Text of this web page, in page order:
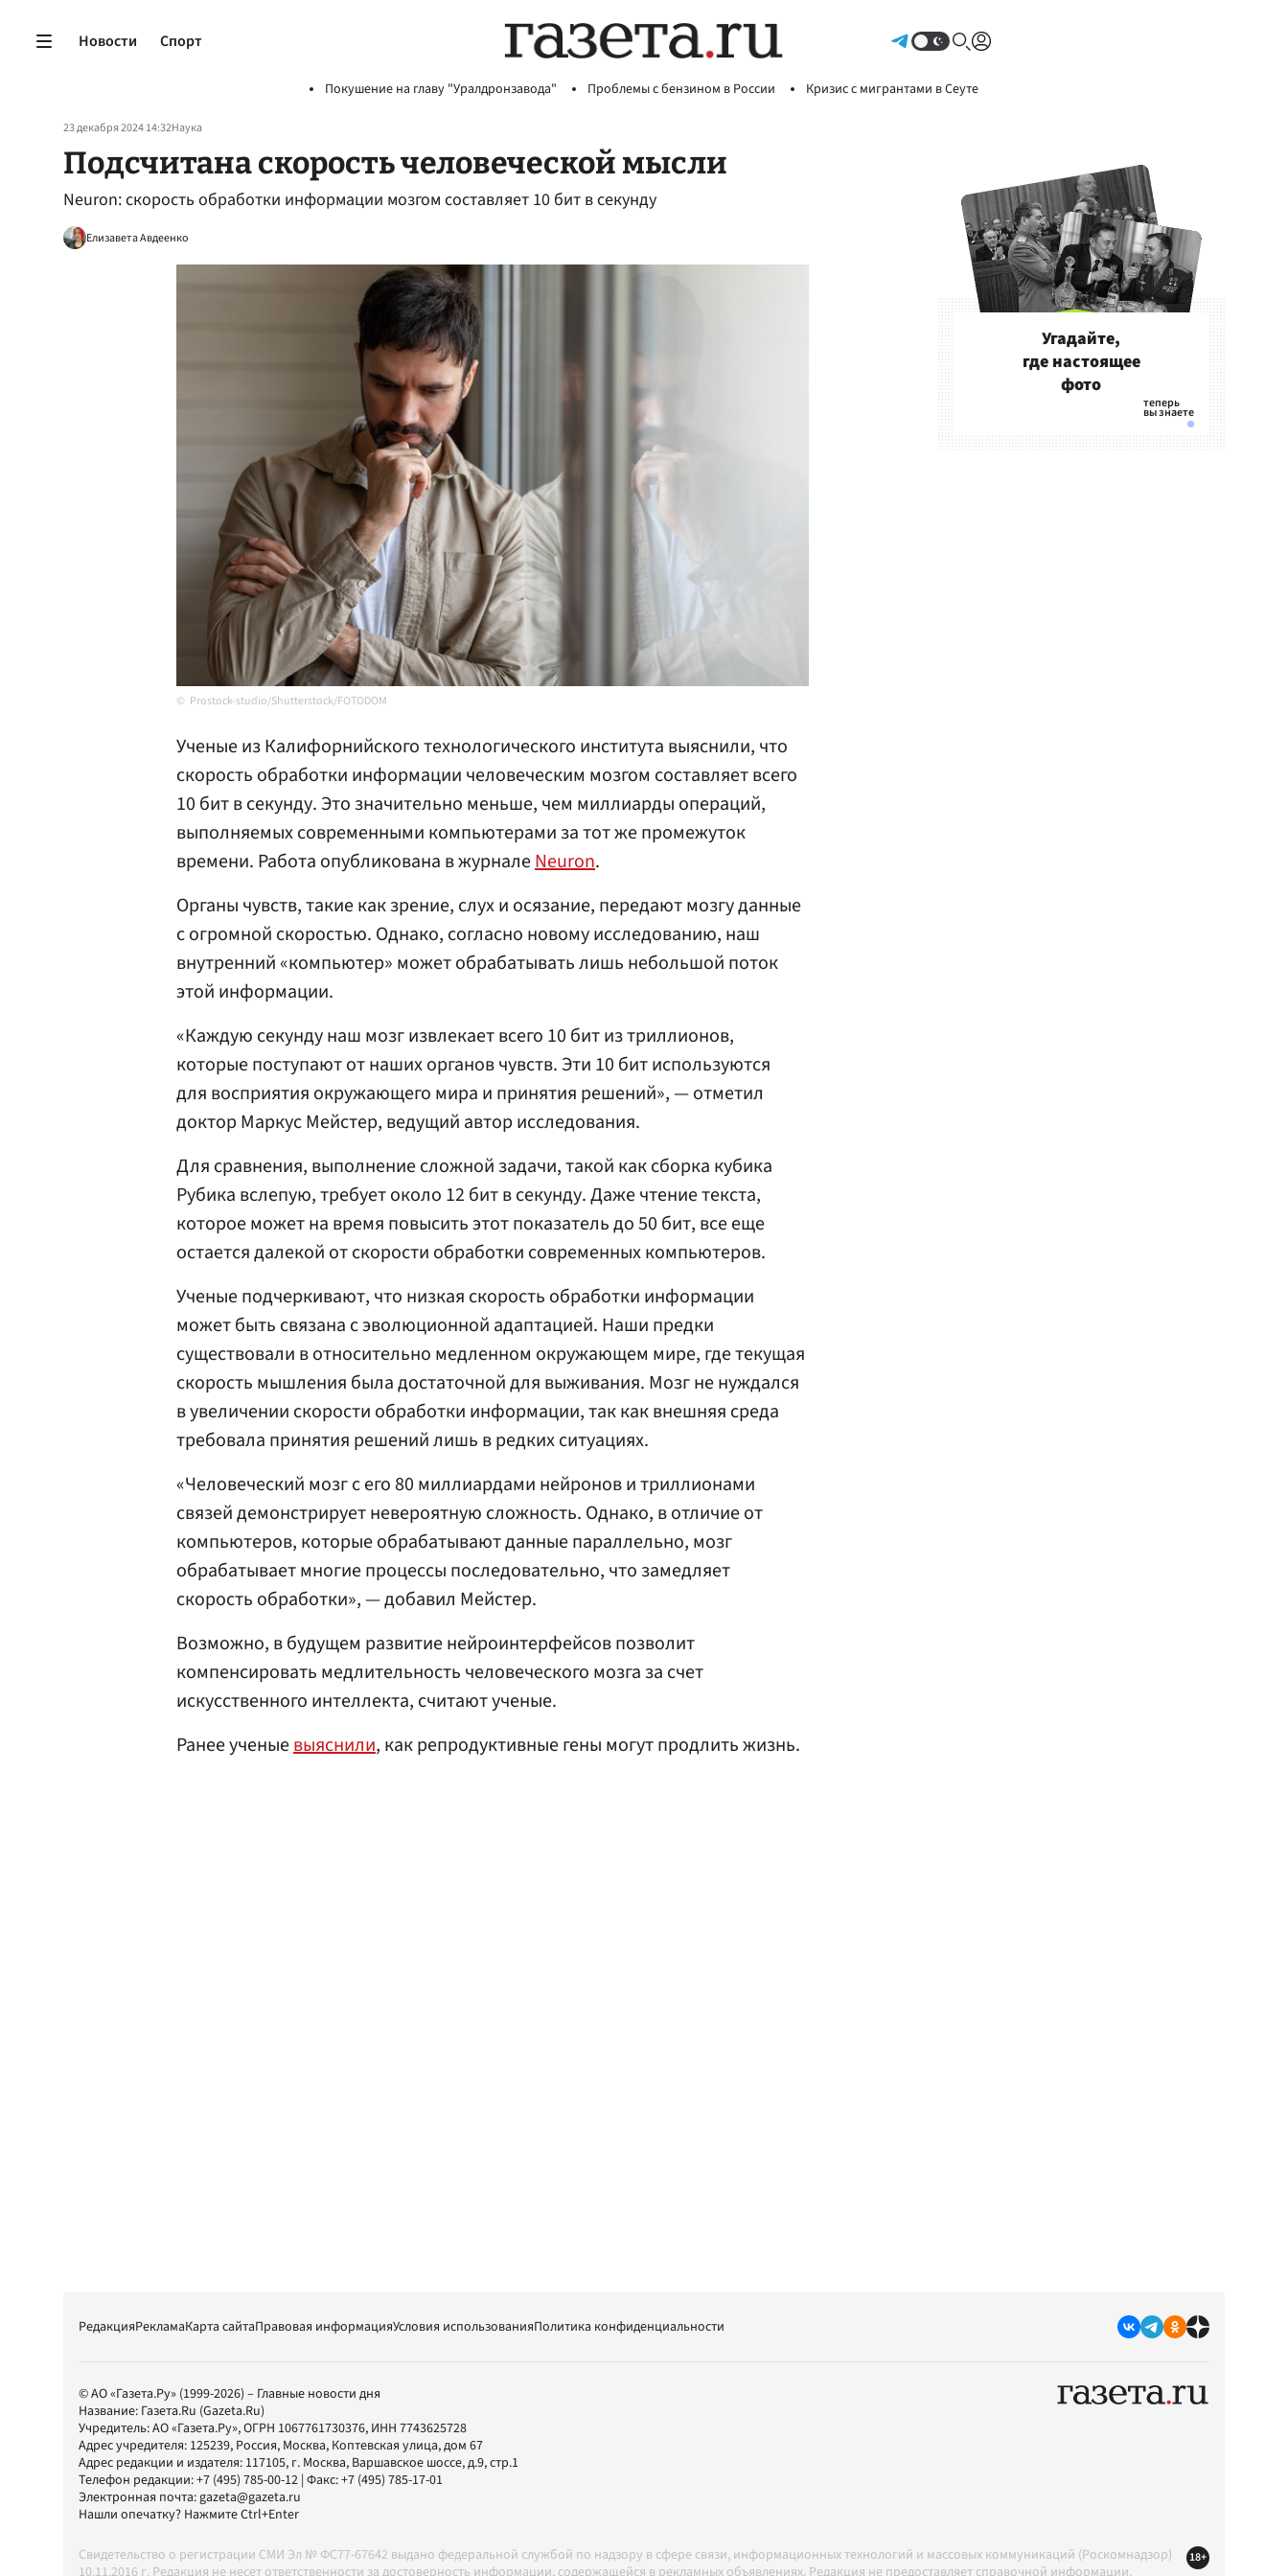
Новости Спорт
Покушение на главу "Уралдронзавода" Проблемы с бензином в России Кризис с мигрантами в Сеуте
23 декабря 2024 14:32Наука
Подсчитана скорость человеческой мысли
Neuron: скорость обработки информации мозгом составляет 10 бит в секунду
Елизавета Авдеенко
Prostock-studio/Shutterstock/FOTODOM
Ученые из Калифорнийского технологического института выяснили, что
скорость обработки информации человеческим мозгом составляет всего
10 бит в секунду. Это значительно меньше, чем миллиарды операций,
выполняемых современными компьютерами за тот же промежуток
времени. Работа опубликована в журналеNeuron.
Органы чувств, такие как зрение, слух и осязание, передают мозгу данные
с огромной скоростью. Однако, согласно новому исследованию, наш
внутренний «компьютер» может обрабатывать лишь небольшой поток
этой информации.
«Каждую секунду наш мозг извлекает всего 10 бит из триллионов,
которые поступают от наших органов чувств. Эти 10 бит используются
для восприятия окружающего мира и принятия решений», — отметил
доктор Маркус Мейстер, ведущий автор исследования.
Для сравнения, выполнение сложной задачи, такой как сборка кубика
Рубика вслепую, требует около 12 бит в секунду. Даже чтение текста,
которое может на время повысить этот показатель до 50 бит, все еще
остается далекой от скорости обработки современных компьютеров.
Ученые подчеркивают, что низкая скорость обработки информации
может быть связана с эволюционной адаптацией. Наши предки
существовали в относительно медленном окружающем мире, где текущая
скорость мышления была достаточной для выживания. Мозг не нуждался
в увеличении скорости обработки информации, так как внешняя среда
требовала принятия решений лишь в редких ситуациях.
«Человеческий мозг с его 80 миллиардами нейронов и триллионами
связей демонстрирует невероятную сложность. Однако, в отличие от
компьютеров, которые обрабатывают данные параллельно, мозг
обрабатывает многие процессы последовательно, что замедляет
скорость обработки», — добавил Мейстер.
Возможно, в будущем развитие нейроинтерфейсов позволит
компенсировать медлительность человеческого мозга за счет
искусственного интеллекта, считают ученые.
Ранее ученыевыяснили, как репродуктивные гены могут продлить жизнь.
Угадайте,
где настоящее
фото
РедакцияРекламаКарта сайтаПравовая информацияУсловия использованияПолитика конфиденциальности
© АО «Газета.Ру» (1999-2026) – Главные новости дня
Название: Газета.Ru (Gazeta.Ru)
Учредитель:АО «Газета.Ру», ОГРН 1067761730376, ИНН 7743625728
Адрес учредителя: 125239, Россия, Москва, Коптевская улица, дом 67
Адрес редакции и издателя: 117105, г. Москва, Варшавское шоссе, д.9, стр.1
Телефон редакции:+7 (495) 785-00-12 | Факс:+7 (495) 785-17-01
Электронная почта:gazeta@gazeta.ru
Нашли опечатку? Нажмите Ctrl+Enter
Свидетельство о регистрации СМИ Эл № ФС77-67642 выдано федеральной службой по надзору в сфере связи, информационных технологий и массовых коммуникаций (Роскомнадзор)
10.11.2016 г. Редакция не несет ответственности за достоверность информации, содержащейся в рекламных объявлениях. Редакция не предоставляет справочной информации.
18+